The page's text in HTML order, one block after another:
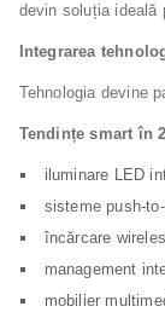
devin soluția ideală
Integrarea
Tehnologia devine
Tendințe smart în
iluminare LED
sisteme push-
încărcare
management
mobilier